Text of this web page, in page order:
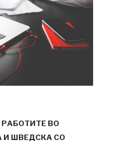
ВО
И ШВЕДСКА СО